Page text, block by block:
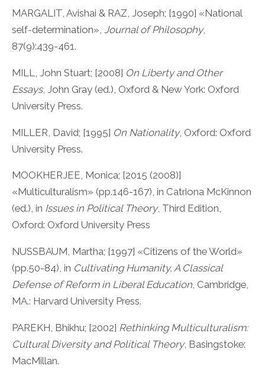
MARGALIT, Avishai & RAZ, Joseph; [1990] «National
self-determination», Journal of Philosophy,
87(9):439-461.
MILL, John Stuart; [2008] On Liberty and Other
Essays, John Gray (ed.), Oxford & New York: Oxford
University Press.
MILLER, David; [1995] On Nationality, Oxford: Oxford
University Press.
MOOKHERJEE, Monica; [2015 (2008)]
«Multiculturalism» (pp.146-167), in Catriona McKinnon
(ed.), in Issues in Political Theory, Third Edition,
Oxford: Oxford University Press
NUSSBAUM, Martha; [1997] «Citizens of the World»
(pp.50-84), in Cultivating Humanity, A Classical
Defense of Reform in Liberal Education, Cambridge,
MA.: Harvard University Press.
PAREKH, Bhikhu; [2002] Rethinking Multiculturalism:
Cultural Diversity and Political Theory, Basingstoke:
MacMillan.